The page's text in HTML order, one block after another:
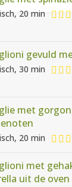
20 min
gevuld
30 min
met
20 min
met
uit de oven